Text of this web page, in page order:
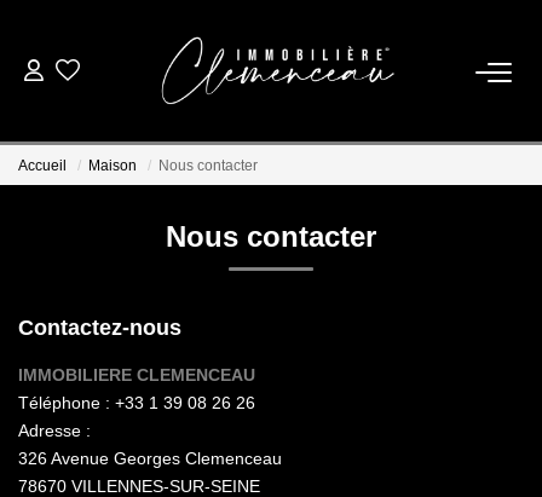
LOCATION
BIENS VENDUS
NOTRE AGENCE
Accueil Maison Nous contacter
Nous contacter
Contactez-nous
IMMOBILIERE CLEMENCEAU
Téléphone : +33 1 39 08 26 26
Adresse :
326 Avenue Georges Clemenceau
78670 VILLENNES-SUR-SEINE